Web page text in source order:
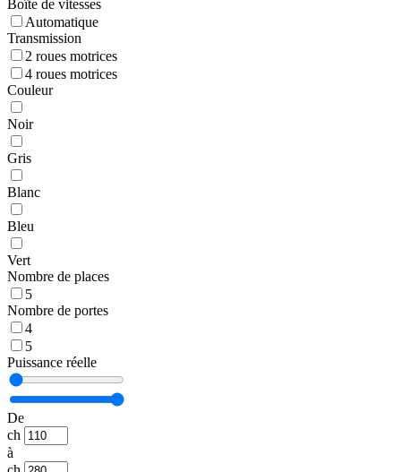
Boîte de vitesses
Automatique
Transmission
2 roues motrices
4 roues motrices
Couleur
Noir
Gris
Blanc
Bleu
Vert
Nombre de places
5
Nombre de portes
4
5
Puissance réelle
De
ch
à